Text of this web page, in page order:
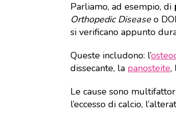
Parliamo, ad esempio, di
Orthopedic Diseaseo
si verificano appunto
Queste includono: l’
dissecante, la panosteite,
Le cause sono
l’eccesso di calcio,